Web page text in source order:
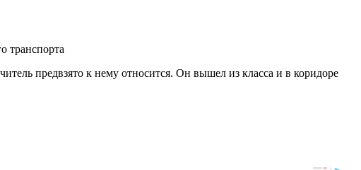
транспорта
предвзято к нему относится. Он вышел из класса и в коридоре